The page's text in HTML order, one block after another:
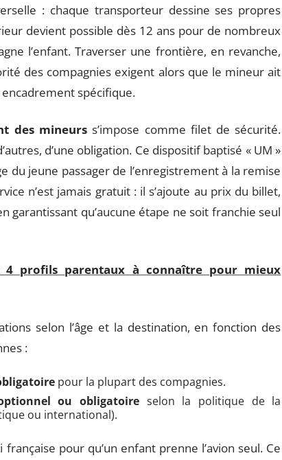
: chaque transporteur dessine ses propres
devient possible dès 12 ans pour de nombreux
l’enfant. Traverser une frontière, en revanche,
des compagnies exigent alors que le mineur ait
spécifique.
des mineurs s’impose comme filet de sécurité.
d’une obligation. Ce dispositif baptisé « UM »
du jeune passager de l’enregistrement à la remise
n’est jamais gratuit : il s’ajoute au prix du billet,
garantissant qu’aucune étape ne soit franchie seul
4 profils parentaux à connaître pour mieux
selon l’âge et la destination, en fonction des
:
pour la plupart des compagnies.
ou obligatoireselon la politique de la
ou international).
pour qu’un enfant prenne l’avion seul. Ce